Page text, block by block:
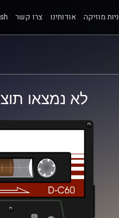
מוזיקה אודותינו צרו קשר
לא נמצאו